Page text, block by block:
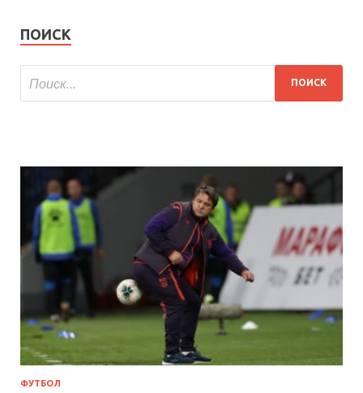
ПОИСК
ФУТБОЛ